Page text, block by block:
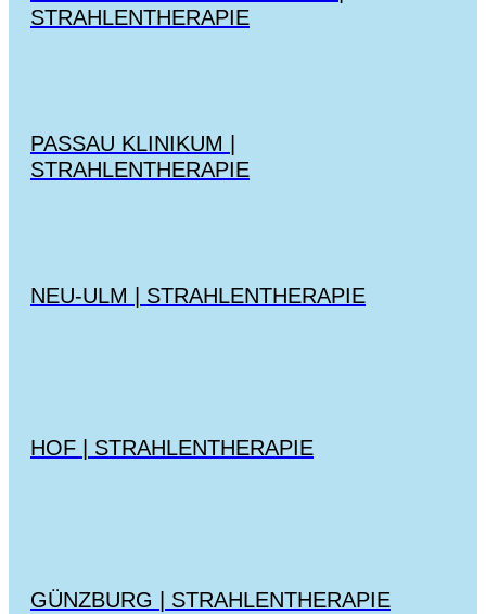
TRAHLENTHERAPIE
PASSAU KLINIKUM |
STRAHLENTHERAPIE
NEU-ULM | STRAHLENTHERAPIE
HOF | STRAHLENTHERAPIE
GÜNZBURG | STRAHLENTHERAPIE